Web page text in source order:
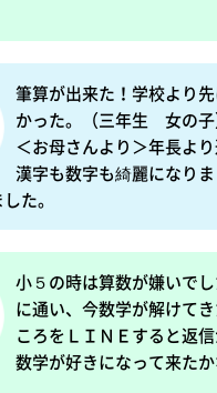
筆算が出来た！学校より
かった。（三年生　女の子
＜お母さんより＞年長より
漢字も数字も綺麗になり
た。
小５の時は算数が嫌いで
に通い、今数学が解けて
ころをＬＩＮＥすると返
数学が好きになって来たか